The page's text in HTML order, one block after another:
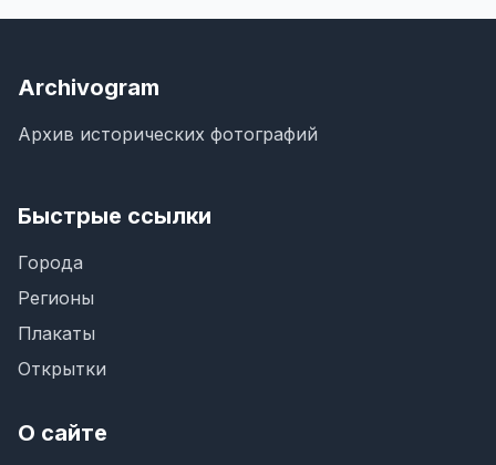
Archivogram
Архив исторических фотографий
Быстрые ссылки
Города
Регионы
Плакаты
Открытки
О сайте